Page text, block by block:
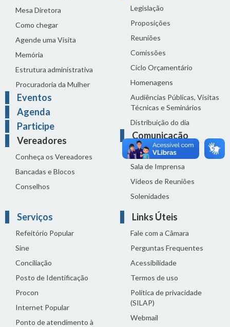
Mesa Diretora
Como chegar
Agende uma Visita
Memória
Estrutura administrativa
Procuradoria da Mulher
Eventos
Agenda
Participe
Vereadores
Conheça os Vereadores
Bancadas e Blocos
Conselhos
Legislação
Proposições
Reuniões
Comissões
Ciclo Orçamentário
Homenagens
Audiências Públicas, Visitas
Técnicas e Seminários
Distribuição do dia
Comunicação
Notícias
Sala de Imprensa
Vídeos de Reuniões
Solenidades
Serviços
Refeitório Popular
Sine
Conciliação
Posto de Identificação
Procon
Internet Popular
Ponto de atendimento à
Links Úteis
Fale com a Câmara
Perguntas Frequentes
Acessibilidade
Termos de uso
Política de privacidade
(SILAP)
Webmail